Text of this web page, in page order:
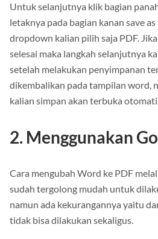
Untuk selanjutnya klik bagian
letaknya pada bagian kanan save
dropdown kalian pilih saja PDF.
selesai maka langkah selanjutnya
setelah melakukan penyimpanan
dikembalikan pada tampilan word,
kalian simpan akan terbuka
2. Menggunakan
Cara mengubah Word ke PDF
sudah tergolong mudah untuk
namun ada kekurangannya yaitu
tidak bisa dilakukan sekaligus.